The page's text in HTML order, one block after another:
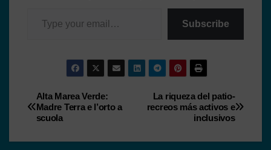
Subscribe
La riqueza del patio-
recreos más activos e
inclusivos
Alta Marea Verde:
Madre Terra e l’orto a
scuola